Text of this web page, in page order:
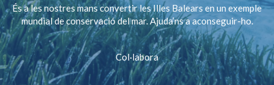
És a les nostres mans convertir les Illes Balears en un exemple
mundial de conservació del mar. Ajuda’ns a aconseguir-ho.
Col·labora